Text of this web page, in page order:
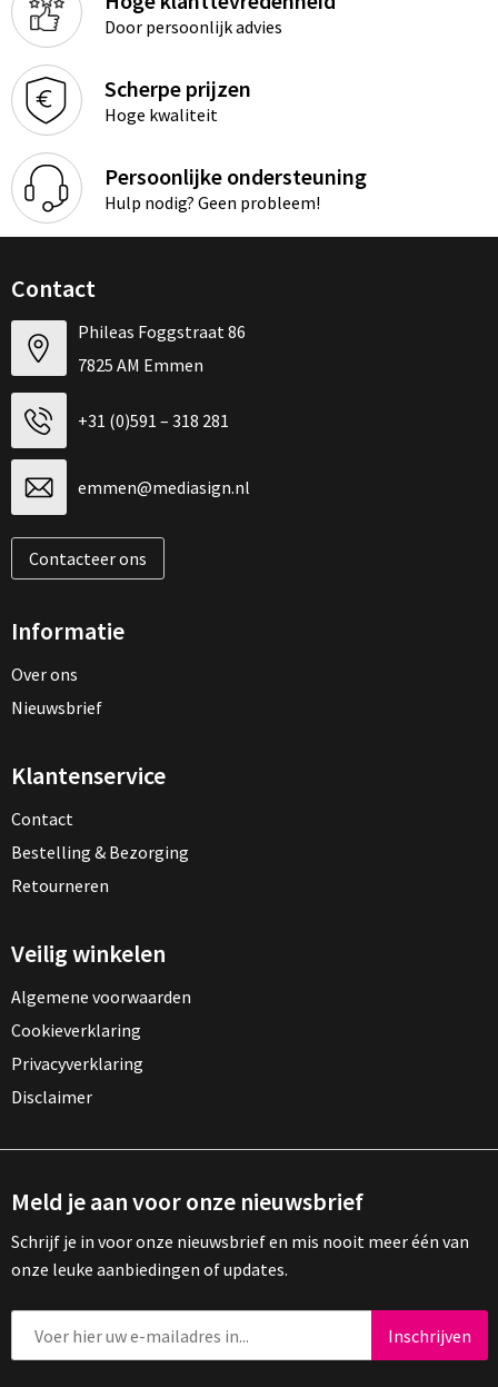
Door persoonlijk advies
Scherpe prijzen
Hoge kwaliteit
Persoonlijke ondersteuning
Hulp nodig? Geen probleem!
Contact
Phileas Foggstraat 86
7825 AM Emmen
+31 (0)591 – 318 281
emmen@mediasign.nl
Contacteer ons
Informatie
Over ons
Nieuwsbrief
Klantenservice
Contact
Bestelling & Bezorging
Retourneren
Veilig winkelen
Algemene voorwaarden
Cookieverklaring
Privacyverklaring
Disclaimer
Meld je aan voor onze nieuwsbrief
Schrijf je in voor onze nieuwsbrief en mis nooit meer één van
onze leuke aanbiedingen of updates.